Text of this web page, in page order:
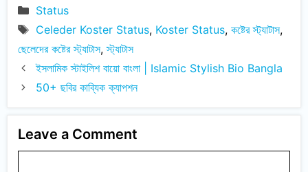
Categories
Status
Tags
Celeder Koster Status, Koster Status, কষ্টের স্ট্যাটাস,
ছেলেদের কষ্টের স্ট্যাটাস,স্ট্যাটাস
ইসলামিক স্টাইলিশ বায়ো বাংলা | Islamic Stylish Bio Bangla
50+ ছবির কাব্যিক ক্যাপশন
Leave a Comment